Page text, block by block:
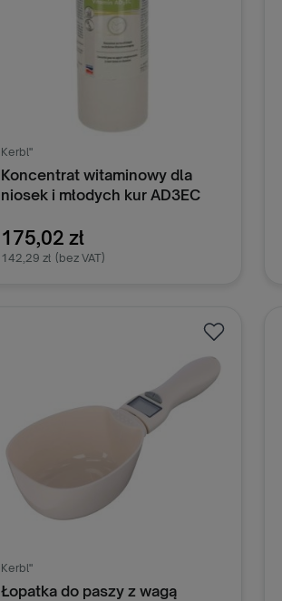
Kerbl"
Koncentrat witaminowy dla
niosek i młodych kur AD3EC
175,02 zł
142,29 zł (bez VAT)
Kerbl"
Łopatka do paszy z wagą